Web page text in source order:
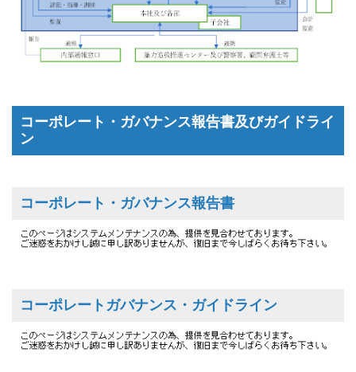
コーポレート・ガバナンス報告書及びガイドライ
ン
コーポレート・ガバナンス報告書
コーポレートガバナンス・ガイドライン